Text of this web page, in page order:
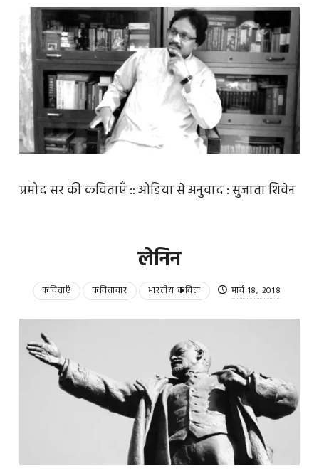
प्रमोद सर की कविताएँ :: ओड़िया से अनुवाद : सुजाता शिवेन
लेनिन
कविताएँ कवितावार भारतीय कविता मार्च 18, 2018